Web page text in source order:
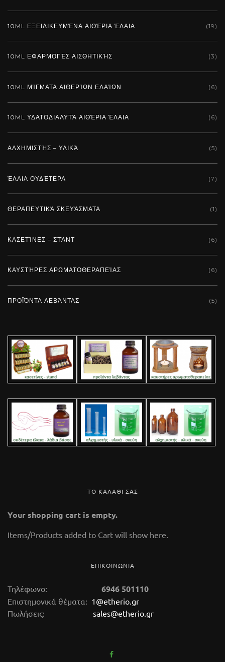
10ML ΕΞΕΙΔΙΚΕΥΜΈΝΑ ΑΙΘΈΡΙΑ ΈΛΑΙΑ (19)
10ML ΕΦΑΡΜΟΓΈΣ ΑΙΣΘΗΤΙΚΉΣ (3)
10ML ΜΊΓΜΑΤΑ ΑΙΘΕΡΊΩΝ ΕΛΑΊΩΝ (6)
10ML ΥΔΑΤΟΔΙΑΛΥΤΆ ΑΙΘΈΡΙΑ ΈΛΑΙΑ (6)
ΑΛΧΗΜΙΣΤΉΣ – ΥΛΙΚΆ (5)
ΈΛΑΙΑ ΟΥΔΈΤΕΡΑ (7)
ΘΕΡΑΠΕΥΤΙΚΆ ΣΚΕΥΆΣΜΑΤΑ (1)
ΚΑΣΕΤΊΝΕΣ – ΣΤΆΝΤ (6)
ΚΑΥΣΤΉΡΕΣ ΑΡΩΜΑΤΟΘΕΡΑΠΕΊΑΣ (6)
ΠΡΟΪΌΝΤΑ ΛΕΒΆΝΤΑΣ (5)
ΤΟ ΚΑΛΑΘΙ ΣΑΣ
Your shopping cart is empty.
Items/Products added to Cart will show here.
ΕΠΙΚΟΙΝΩΝΙΑ
Τηλέφωνο: 6946 501110
Επιστημονικά θέματα: 1@etherio.gr
Πωλήσεις: sales@etherio.gr